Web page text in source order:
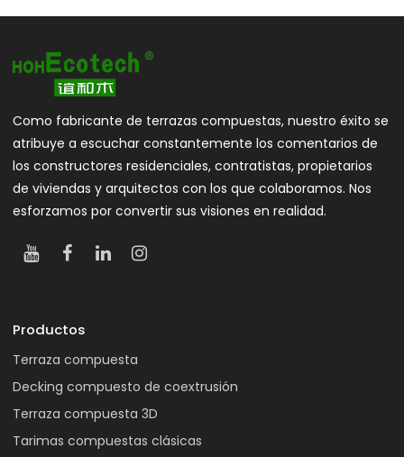
Como fabricante de terrazas compuestas, nuestro éxito se
atribuye a escuchar constantemente los comentarios de
los constructores residenciales, contratistas, propietarios
de viviendas y arquitectos con los que colaboramos. Nos
esforzamos por convertir sus visiones en realidad.
Productos
Terraza compuesta
Decking compuesto de coextrusión
Terraza compuesta 3D
Tarimas compuestas clásicas